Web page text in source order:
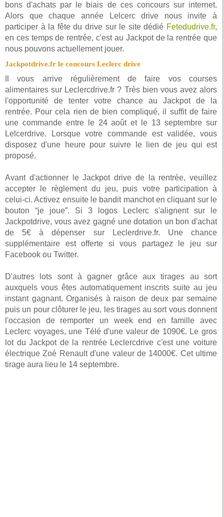
bons d'achats par le biais de ces concours sur internet.
Alors que chaque année Lelcerc drive nous invite à
participer à la fête du drive sur le site dédié Fetedudrive.fr,
en ces temps de rentrée, c'est au Jackpot de la rentrée que
nous pouvons actuellement jouer.
Jackpotdrive.fr le concours Leclerc drive
Il vous arrive régulièrement de faire vos courses
alimentaires sur Leclercdrive.fr ? Très bien vous avez alors
l'opportunité de tenter votre chance au Jackpot de la
rentrée. Pour cela rien de bien compliqué, il suffit de faire
une commande entre le 24 août et le 13 septembre sur
Lelcerdrive. Lorsque votre commande est validée, vous
disposez d'une heure pour suivre le lien de jeu qui est
proposé.
Avant d'actionner le Jackpot drive de la rentrée, veuillez
accepter le règlement du jeu, puis votre participation à
celui-ci. Activez ensuite le bandit manchot en cliquant sur le
bouton “je joue”. Si 3 logos Leclerc s'alignent sur le
Jackpotdrive, vous avez gagné une dotation un bon d'achat
de 5€ à dépenser sur Leclerdrive.fr. Une chance
supplémentaire est offerte si vous partagez le jeu sur
Facebook ou Twitter.
D'autres lots sont à gagner grâce aux tirages au sort
auxquels vous êtes automatiquement inscrits suite au jeu
instant gagnant. Organisés à raison de deux par semaine
puis un pour clôturer le jeu, les tirages au sort vous donnent
l'occasion de remporter un week end en famille avec
Leclerc voyages, une Télé d'une valeur de 1090€. Le gros
lot du Jackpot de la rentrée Leclercdrive c'est une voiture
électrique Zoé Renault d'une valeur de 14000€. Cet ultime
tirage aura lieu le 14 septembre.